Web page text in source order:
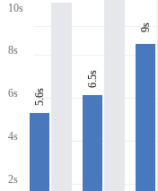
10s
8s
6s
4s
2s
5.6s
6.5s
9s